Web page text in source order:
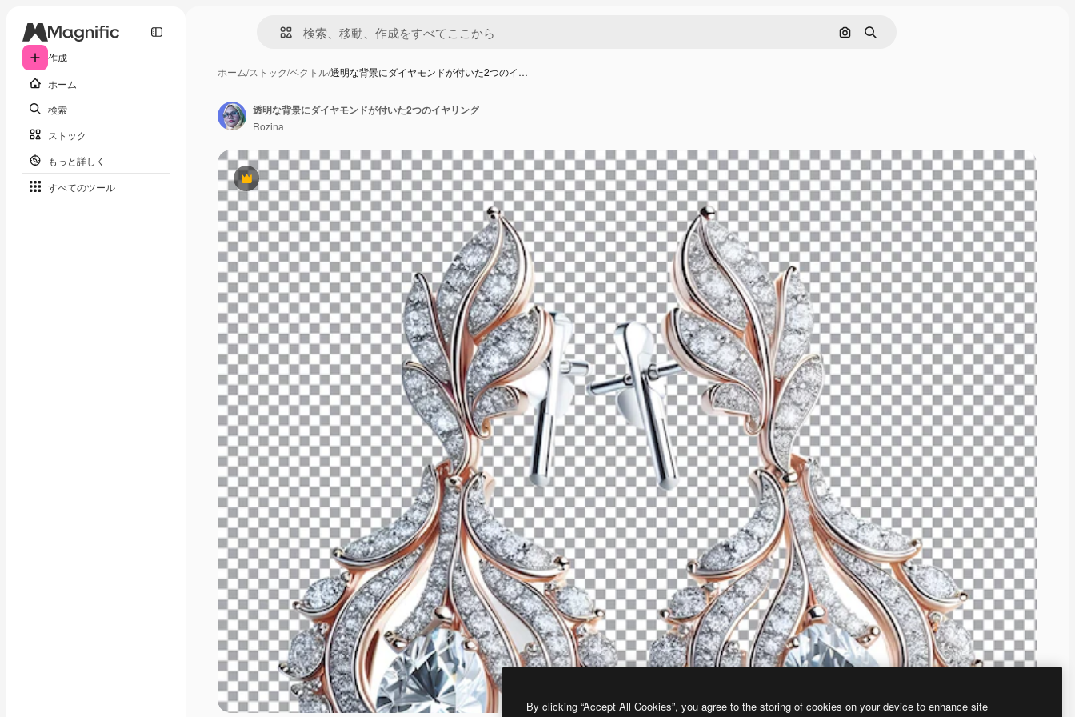
作成
ホーム
検索
ストック
もっと詳しく
すべてのツール
画像で検索
検索
ホーム/ストック/ベクトル/透明な背景にダイヤモンドが付いた2つのイ…
Premium
透明な背景にダイヤモンドが付いた2つのイヤリング
Rozina
By clicking “Accept All Cookies”, you agree to the storing of cookies on your device to enhance site